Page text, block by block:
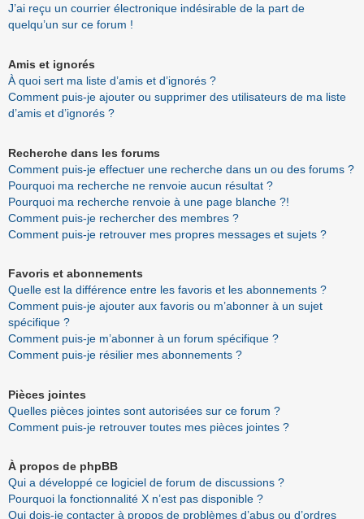
J’ai reçu un courrier électronique indésirable de la part de
quelqu’un sur ce forum !
Amis et ignorés
À quoi sert ma liste d’amis et d’ignorés ?
Comment puis-je ajouter ou supprimer des utilisateurs de ma liste
d’amis et d’ignorés ?
Recherche dans les forums
Comment puis-je effectuer une recherche dans un ou des forums ?
Pourquoi ma recherche ne renvoie aucun résultat ?
Pourquoi ma recherche renvoie à une page blanche ?!
Comment puis-je rechercher des membres ?
Comment puis-je retrouver mes propres messages et sujets ?
Favoris et abonnements
Quelle est la différence entre les favoris et les abonnements ?
Comment puis-je ajouter aux favoris ou m’abonner à un sujet
spécifique ?
Comment puis-je m’abonner à un forum spécifique ?
Comment puis-je résilier mes abonnements ?
Pièces jointes
Quelles pièces jointes sont autorisées sur ce forum ?
Comment puis-je retrouver toutes mes pièces jointes ?
À propos de phpBB
Qui a développé ce logiciel de forum de discussions ?
Pourquoi la fonctionnalité X n’est pas disponible ?
Qui dois-je contacter à propos de problèmes d’abus ou d’ordres